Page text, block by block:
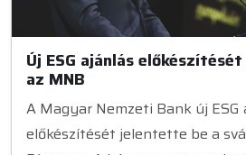
Új ESG ajánlás
az MNB
A Magyar Nemzeti Bank új ESG
előkészítését jelentette be a